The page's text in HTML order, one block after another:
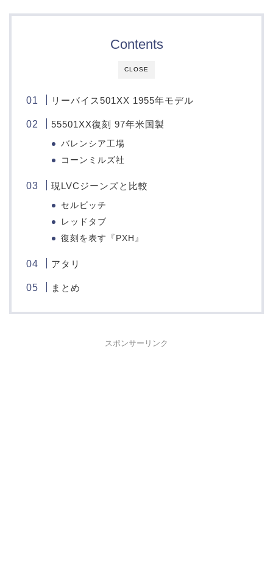
CLOSE
Contents
リーバイス501XX 1955年モデル
55501XX復刻 97年米国製
バレンシア工場
コーンミルズ社
現LVCジーンズと比較
セルビッチ
レッドタブ
復刻を表す『PXH』
アタリ
まとめ
スポンサーリンク